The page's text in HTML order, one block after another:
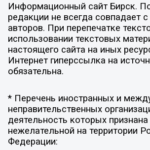
Информационный сайт Бирск.
редакции не всегда совпадает
авторов. При перепечатке
использовании текстовых
настоящего сайта на иных
Интернет гиперссылка на
обязательна.
* Перечень иностранных и
неправительственных
деятельность которых признана
нежелательной на территории
Федерации: